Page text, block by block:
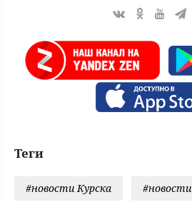
Теги
#новости Курска